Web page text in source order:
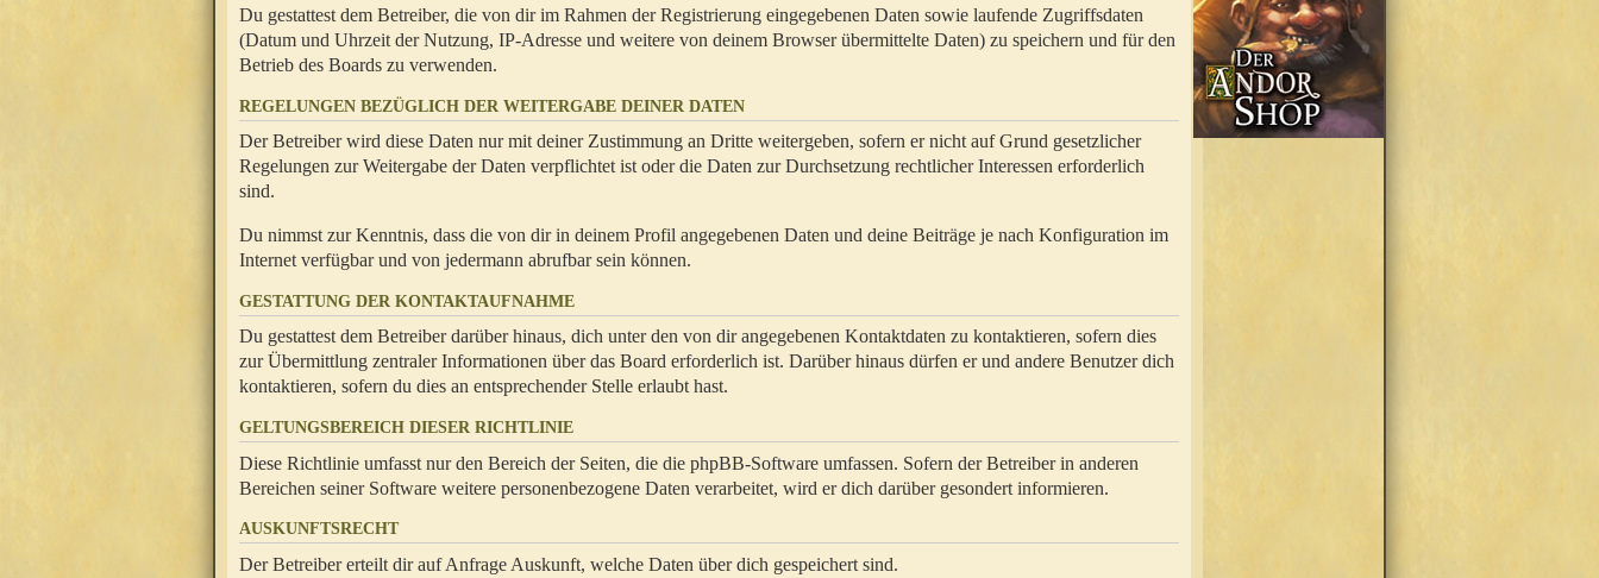
Du gestattest dem Betreiber, die von dir im Rahmen der Registrierung eingegebenen Daten sowie laufende Zugriffsdaten
(Datum und Uhrzeit der Nutzung, IP-Adresse und weitere von deinem Browser übermittelte Daten) zu speichern und für den
Betrieb des Boards zu verwenden.
REGELUNGEN BEZÜGLICH DER WEITERGABE DEINER DATEN
Der Betreiber wird diese Daten nur mit deiner Zustimmung an Dritte weitergeben, sofern er nicht auf Grund gesetzlicher
Regelungen zur Weitergabe der Daten verpflichtet ist oder die Daten zur Durchsetzung rechtlicher Interessen erforderlich
sind.
Du nimmst zur Kenntnis, dass die von dir in deinem Profil angegebenen Daten und deine Beiträge je nach Konfiguration im
Internet verfügbar und von jedermann abrufbar sein können.
GESTATTUNG DER KONTAKTAUFNAHME
Du gestattest dem Betreiber darüber hinaus, dich unter den von dir angegebenen Kontaktdaten zu kontaktieren, sofern dies
zur Übermittlung zentraler Informationen über das Board erforderlich ist. Darüber hinaus dürfen er und andere Benutzer dich
kontaktieren, sofern du dies an entsprechender Stelle erlaubt hast.
GELTUNGSBEREICH DIESER RICHTLINIE
Diese Richtlinie umfasst nur den Bereich der Seiten, die die phpBB-Software umfassen. Sofern der Betreiber in anderen
Bereichen seiner Software weitere personenbezogene Daten verarbeitet, wird er dich darüber gesondert informieren.
AUSKUNFTSRECHT
Der Betreiber erteilt dir auf Anfrage Auskunft, welche Daten über dich gespeichert sind.